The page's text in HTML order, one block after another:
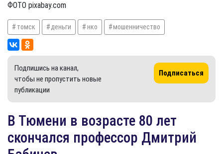
ФОТО pixabay.com
томск деньги нко мошенничество
Подпишись на канал,
чтобы не пропустить новые
публикации
Подписаться
В Тюмени в возрасте 80 лет
скончался профессор Дмитрий